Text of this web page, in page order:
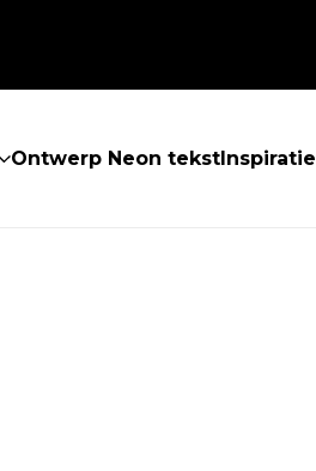
Ontwerp Neon tekstInspiratie